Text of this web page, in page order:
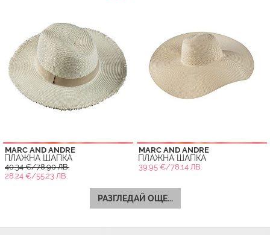
MARC AND ANDRE
ПЛАЖНА ШАПКА
40.34 €/78.90 ЛВ.
28.24 €/55.23 ЛВ.
MARC AND ANDRE
ПЛАЖНА ШАПКА
39.95 €/78.14 ЛВ.
РАЗГЛЕДАЙ ОЩЕ...